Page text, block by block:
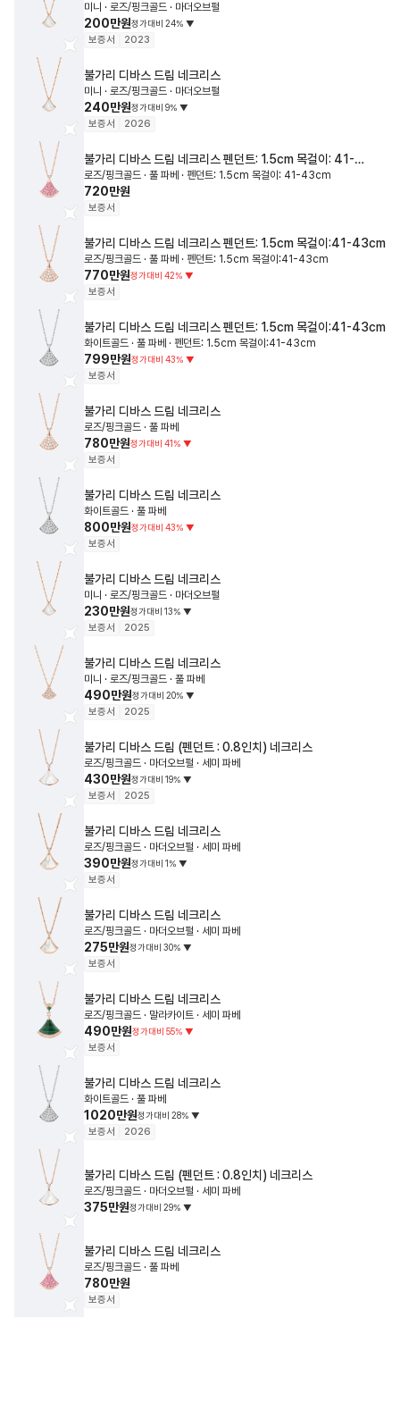
미니 · 로즈/핑크골드 · 마더오브펄
200만원정가대비 24% ▼
보증서 2023
불가리 디바스 드림 네크리스
미니 · 로즈/핑크골드 · 마더오브펄
240만원정가대비 9% ▼
보증서 2026
불가리 디바스 드림 네크리스펜던트: 1.5cm 목걸이: 41-
43cm
로즈/핑크골드 · 풀 파베 · 펜던트: 1.5cm 목걸이: 41-43cm
720만원
보증서
불가리 디바스 드림 네크리스펜던트: 1.5cm 목걸이:41-43cm
로즈/핑크골드 · 풀 파베 · 펜던트: 1.5cm 목걸이:41-43cm
770만원정가대비 42% ▼
보증서
불가리 디바스 드림 네크리스 펜던트: 1.5cm 목걸이:41-43cm
화이트골드 · 풀 파베 · 펜던트: 1.5cm 목걸이:41-43cm
799만원정가대비 43% ▼
보증서
불가리 디바스 드림 네크리스
로즈/핑크골드 · 풀 파베
780만원정가대비 41% ▼
보증서
불가리 디바스 드림 네크리스
화이트골드 · 풀 파베
800만원정가대비 43% ▼
보증서
불가리 디바스 드림 네크리스
미니 · 로즈/핑크골드 · 마더오브펄
230만원정가대비 13% ▼
보증서 2025
불가리 디바스 드림 네크리스
미니 · 로즈/핑크골드 · 풀 파베
490만원정가대비 20% ▼
보증서 2025
불가리 디바스 드림 (펜던트 : 0.8인치) 네크리스
로즈/핑크골드 · 마더오브펄 · 세미 파베
430만원정가대비 19% ▼
보증서 2025
불가리 디바스 드림 네크리스
로즈/핑크골드 · 마더오브펄 · 세미 파베
390만원정가대비 1% ▼
보증서
불가리 디바스 드림 네크리스
로즈/핑크골드 · 마더오브펄 · 세미 파베
275만원정가대비 30% ▼
보증서
불가리 디바스 드림 네크리스
로즈/핑크골드 · 말라카이트 · 세미 파베
490만원정가대비 55% ▼
보증서
불가리 디바스 드림 네크리스
화이트골드 · 풀 파베
1020만원정가대비 28% ▼
보증서 2026
불가리 디바스 드림 (펜던트 : 0.8인치) 네크리스
로즈/핑크골드 · 마더오브펄 · 세미 파베
375만원정가대비 29% ▼
불가리 디바스 드림 네크리스
로즈/핑크골드 · 풀 파베
780만원
보증서